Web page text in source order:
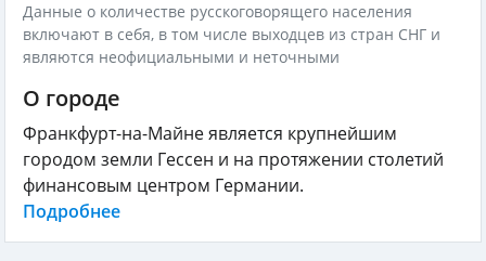
Данные о количестве русскоговорящего населения
включают в себя, в том числе выходцев из стран СНГ и
являются неофициальными и неточными
О городе
Франкфурт-на-Майне является крупнейшим
городом земли Гессен и на протяжении столетий
финансовым центром Германии.
Подробнее